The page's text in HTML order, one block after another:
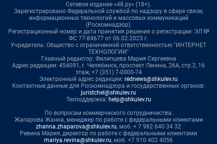
Сетевое издание «48.ру» (18+).
Зарегистрировано Федеральной службой по надзору в сфере связи,
информационных технологий и массовых коммуникаций
(Роскомнадзор).
Регистрационный номер и дата принятия решения о регистрации: ЭЛ №
ФС 77-84677 от 06.02.2023 г.
Учредитель: Общество с ограниченной ответственностью "ИНТЕРНЕТ
ТЕХНОЛОГИИ"
Главный редактор: Филипцева Мария Сергеевна
Адрес редакции: 454091, г. Челябинск, проспект Ленина, 26А, стр.2, 16
этаж, +7 (351) 7-0000-74
Электронный адрес редакции: rednews@shkulev.ru
Контактные данные для Роскомнадзора и государственных органов:
juristchel@shkulev.ru
Техподдержка: help@shkulev.ru
По вопросам коммерческого сотрудничества:
Жапарова Жанна, менеджер по работе с федеральными клиентами
zhanna.zhaparova@shkulev.ru, моб. + 7 982 640 34 32
Ревина Мария, директор по работе с федеральными клиентами
mariya.revina@shkulev.ru, моб. +7 910 402 4056